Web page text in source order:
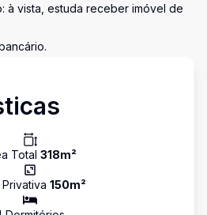
à vista, estuda receber imóvel de
Total 318m²
150m²